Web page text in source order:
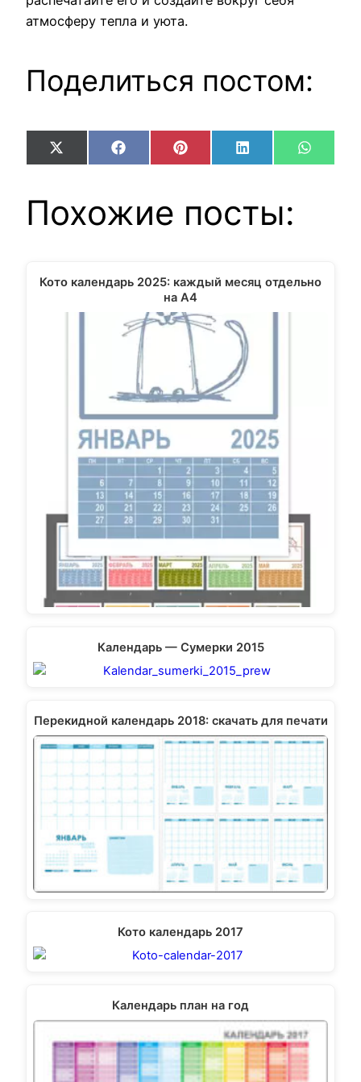
атмосферу тепла и уюта.
Поделиться постом:
Share
on
X
(Twitter)
Share
on
FacebookShare
on
Pinterest Share
on
LinkedIn Share
on
Похожие посты:
Кото календарь 2025: каждый месяц отдельно
на А4
Календарь — Сумерки 2015
Перекидной календарь 2018: скачать для печати
Кото календарь 2017
Календарь план на год